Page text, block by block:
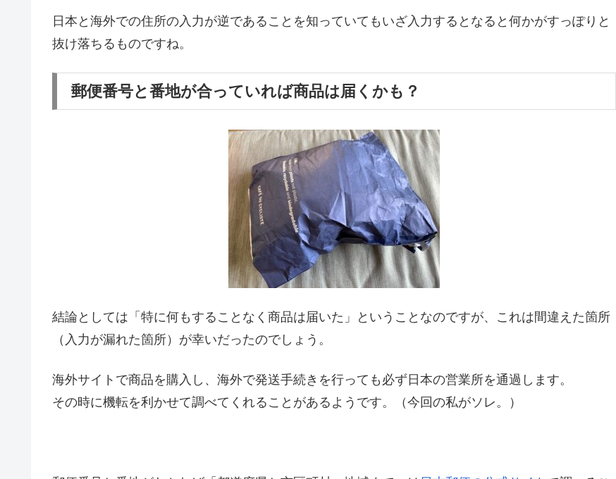
日本と海外での住所の入力が逆であることを知っていてもいざ入力するとなると何かがすっぽりと
抜け落ちるものですね。
郵便番号と番地が合っていれば商品は届くかも？
結論としては「特に何もすることなく商品は届いた」ということなのですが、これは間違えた箇所
（入力が漏れた箇所）が幸いだったのでしょう。
海外サイトで商品を購入し、海外で発送手続きを行っても必ず日本の営業所を通過します。
その時に機転を利かせて調べてくれることがあるようです。（今回の私がソレ。）